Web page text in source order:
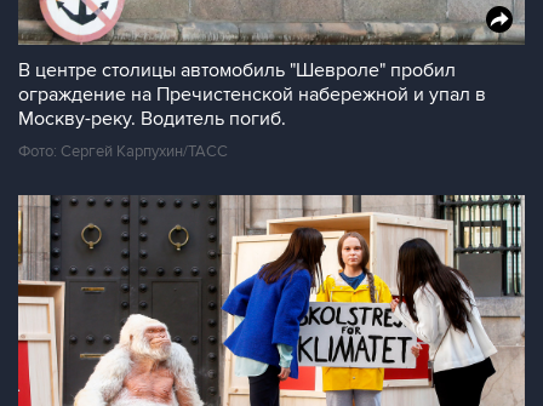
В центре столицы автомобиль "Шевроле" пробил
ограждение на Пречистенской набережной и упал в
Москву-реку. Водитель погиб.
Фото: Сергей Карпухин/ТАСС